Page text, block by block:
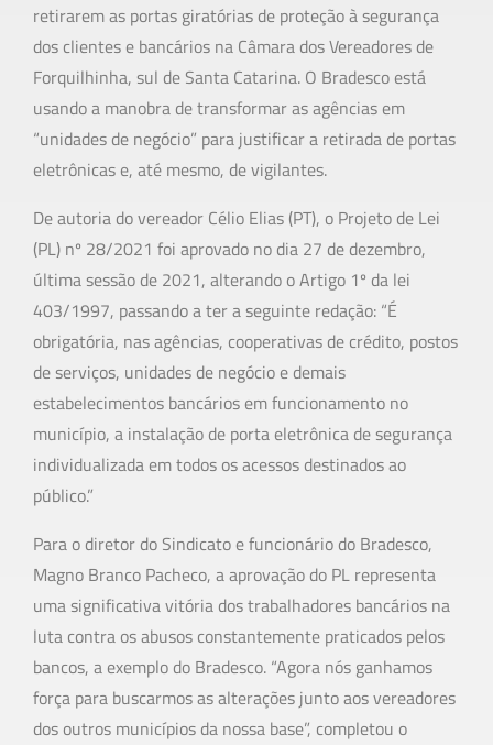
retirarem as portas giratórias de proteção à segurança
dos clientes e bancários na Câmara dos Vereadores de
Forquilhinha, sul de Santa Catarina. O Bradesco está
usando a manobra de transformar as agências em
“unidades de negócio” para justificar a retirada de portas
eletrônicas e, até mesmo, de vigilantes.
De autoria do vereador Célio Elias (PT), o Projeto de Lei
(PL) nº 28/2021 foi aprovado no dia 27 de dezembro,
última sessão de 2021, alterando o Artigo 1º da lei
403/1997, passando a ter a seguinte redação: “É
obrigatória, nas agências, cooperativas de crédito, postos
de serviços, unidades de negócio e demais
estabelecimentos bancários em funcionamento no
município, a instalação de porta eletrônica de segurança
individualizada em todos os acessos destinados ao
público.”
Para o diretor do Sindicato e funcionário do Bradesco,
Magno Branco Pacheco, a aprovação do PL representa
uma significativa vitória dos trabalhadores bancários na
luta contra os abusos constantemente praticados pelos
bancos, a exemplo do Bradesco. “Agora nós ganhamos
força para buscarmos as alterações junto aos vereadores
dos outros municípios da nossa base”, completou o